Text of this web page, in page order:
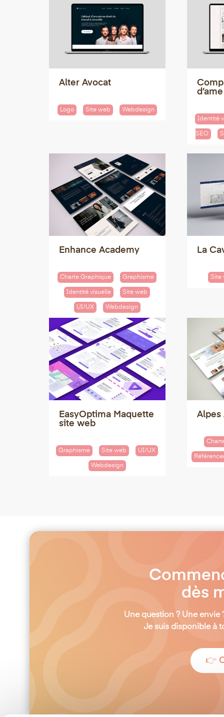
Alter Avocat
Logo Site web Webdesign
d’ame
Identité
SEO
Enhance Academy
Charte Graphique Graphisme
Identité visuelle Site web
UI/UX Webdesign
La
Site
EasyOptima Maquette
site web
Graphisme Site web UI/UX
Webdesign
Alpes
dès
Une question ? Une envie
Je suis disponible à
👉